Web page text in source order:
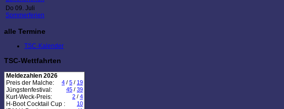
Do 09. Juli
Sommerferien
alle Termine
TSC-Kalender
TSC-Wettfahrten
Meldezahlen 2026
Preis der Malche:
4 / 5 / 19
Jüngstenfestival: 45 / 39
Kurt-Weck-Preis: 2 / 4
H-Boot Cocktail Cup : 10